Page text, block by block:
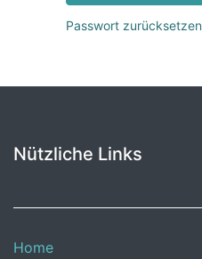
Passwort zurücksetzen
Nützliche Links
Home